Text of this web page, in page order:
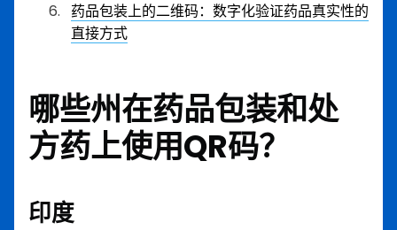
药品包装上的二维码：数字化验证药品真实性的
直接方式
哪些州在药品包装和处
方药上使用QR码？
印度